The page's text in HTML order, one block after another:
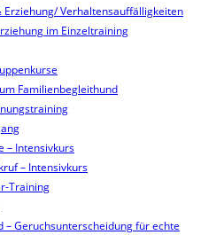
Erziehung/ Verhaltensauffälligkeiten
im Einzeltraining
Familienbegleithund
– Intensivkurs
– Intensivkurs
Training
– Geruchsunterscheidung für echte